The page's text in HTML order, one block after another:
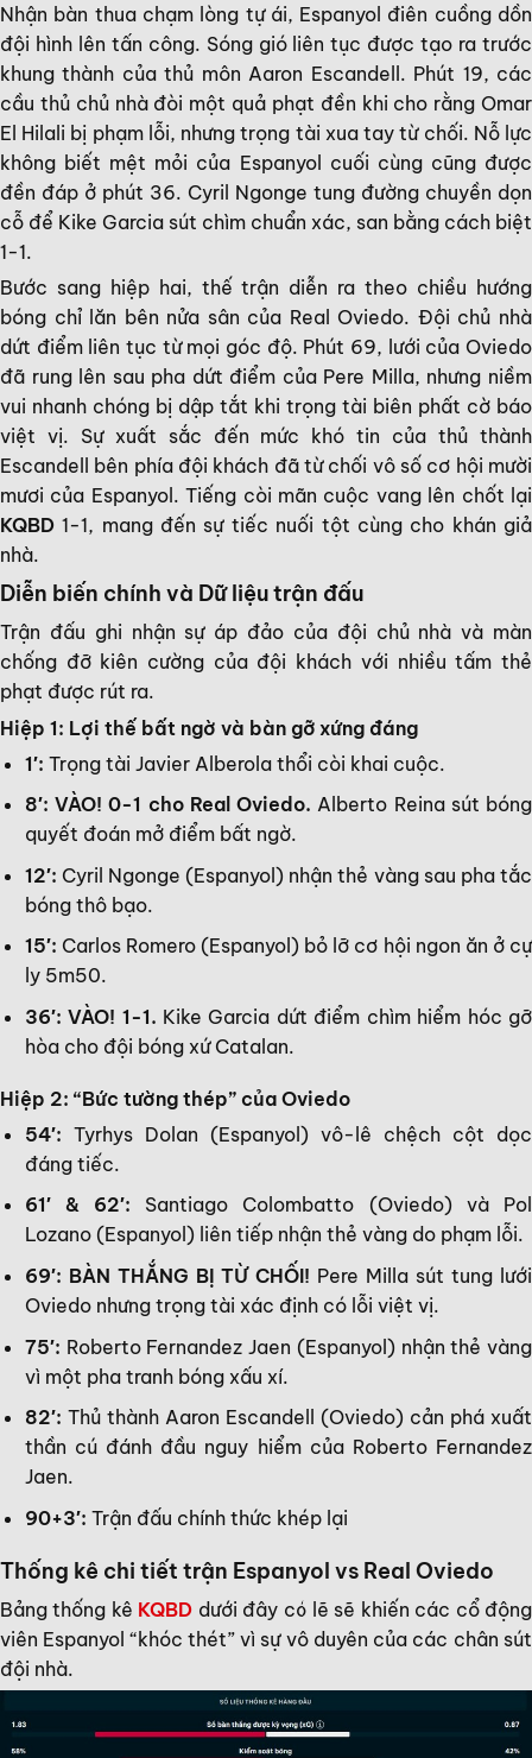
Nhận bàn thua chạm lòng tự ái, Espanyol điên cuồng dồn
đội hình lên tấn công. Sóng gió liên tục được tạo ra trước
khung thành của thủ môn Aaron Escandell. Phút 19, các
cầu thủ chủ nhà đòi một quả phạt đền khi cho rằng Omar
El Hilali bị phạm lỗi, nhưng trọng tài xua tay từ chối. Nỗ lực
không biết mệt mỏi của Espanyol cuối cùng cũng được
đền đáp ở phút 36. Cyril Ngonge tung đường chuyền dọn
cỗ để Kike Garcia sút chìm chuẩn xác, san bằng cách biệt
1-1.
Bước sang hiệp hai, thế trận diễn ra theo chiều hướng
bóng chỉ lăn bên nửa sân của Real Oviedo. Đội chủ nhà
dứt điểm liên tục từ mọi góc độ. Phút 69, lưới của Oviedo
đã rung lên sau pha dứt điểm của Pere Milla, nhưng niềm
vui nhanh chóng bị dập tắt khi trọng tài biên phất cờ báo
việt vị. Sự xuất sắc đến mức khó tin của thủ thành
Escandell bên phía đội khách đã từ chối vô số cơ hội mười
mươi của Espanyol. Tiếng còi mãn cuộc vang lên chốt lại
KQBD 1-1, mang đến sự tiếc nuối tột cùng cho khán giả
nhà.
Diễn biến chính và Dữ liệu trận đấu
Trận đấu ghi nhận sự áp đảo của đội chủ nhà và màn
chống đỡ kiên cường của đội khách với nhiều tấm thẻ
phạt được rút ra.
Hiệp 1: Lợi thế bất ngờ và bàn gỡ xứng đáng
1′: Trọng tài Javier Alberola thổi còi khai cuộc.
8′: VÀO! 0-1 cho Real Oviedo. Alberto Reina sút bóng
quyết đoán mở điểm bất ngờ.
12′: Cyril Ngonge (Espanyol) nhận thẻ vàng sau pha tắc
bóng thô bạo.
15′: Carlos Romero (Espanyol) bỏ lỡ cơ hội ngon ăn ở cự
ly 5m50.
36′: VÀO! 1-1. Kike Garcia dứt điểm chìm hiểm hóc gỡ
hòa cho đội bóng xứ Catalan.
Hiệp 2: “Bức tường thép” của Oviedo
54′: Tyrhys Dolan (Espanyol) vô-lê chệch cột dọc
đáng tiếc.
61′ & 62′: Santiago Colombatto (Oviedo) và Pol
Lozano (Espanyol) liên tiếp nhận thẻ vàng do phạm lỗi.
69′: BÀN THẮNG BỊ TỪ CHỐI! Pere Milla sút tung lưới
Oviedo nhưng trọng tài xác định có lỗi việt vị.
75′: Roberto Fernandez Jaen (Espanyol) nhận thẻ vàng
vì một pha tranh bóng xấu xí.
82′: Thủ thành Aaron Escandell (Oviedo) cản phá xuất
thần cú đánh đầu nguy hiểm của Roberto Fernandez
Jaen.
90+3′: Trận đấu chính thức khép lại
Thống kê chi tiết trận Espanyol vs Real Oviedo
Bảng thống kê KQBD dưới đây có lẽ sẽ khiến các cổ động
viên Espanyol “khóc thét” vì sự vô duyên của các chân sút
đội nhà.